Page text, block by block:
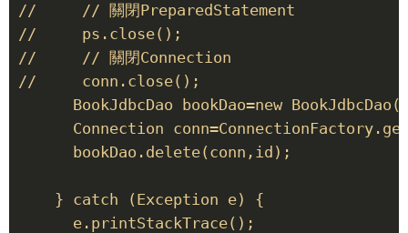
//     // 關閉PreparedStatement
//     ps.close();
//     // 關閉Connection
//     conn.close();
BookJdbcDao bookDao=new
Connection
      bookDao.delete(conn,id);
    } catch (Exception e) {
      e.printStackTrace();